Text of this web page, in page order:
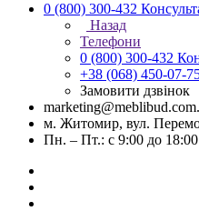
0 (800) 300-432
Назад
Телефони
0 (800) 300-432
+38 (068) 450-07-
Замовити дзвінок
м. Житомир, вул.
Пн. – Пт.: с 9:00 до 18:00